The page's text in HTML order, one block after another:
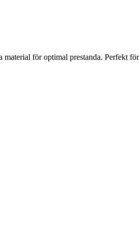
för optimal prestanda. Perfekt